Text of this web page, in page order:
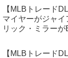
【MLBトレード
マイヤーがジャ
リック・ミラー
【MLBトレード